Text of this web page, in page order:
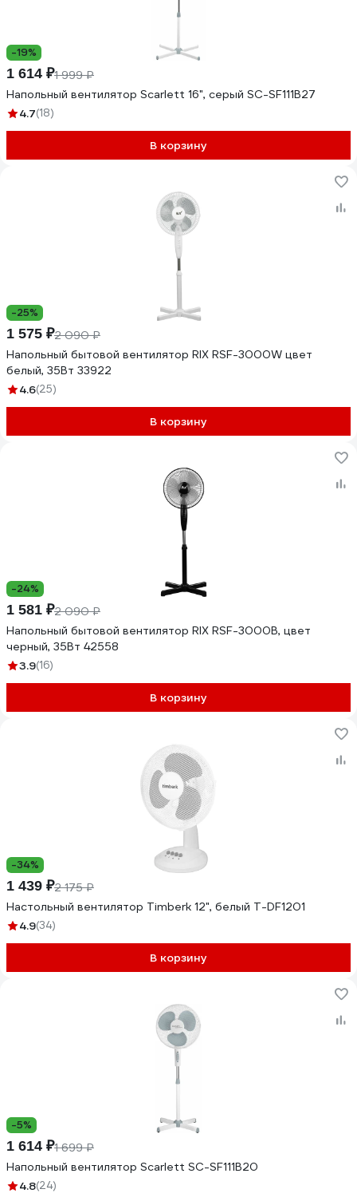
-19%
1 614 ₽1 999 ₽
Напольный вентилятор Scarlett 16", серый SC-SF111B27
4.7(18)
В корзину
-25%
1 575 ₽2 090 ₽
Напольный бытовой вентилятор RIX RSF-3000W цвет
белый, 35Вт 33922
4.6(25)
В корзину
-24%
1 581 ₽2 090 ₽
Напольный бытовой вентилятор RIX RSF-3000B, цвет
черный, 35Вт 42558
3.9(16)
В корзину
-34%
1 439 ₽2 175 ₽
Настольный вентилятор Timberk 12", белый T-DF1201
4.9(34)
В корзину
-5%
1 614 ₽1 699 ₽
Напольный вентилятор Scarlett SC-SF111B20
4.8(24)